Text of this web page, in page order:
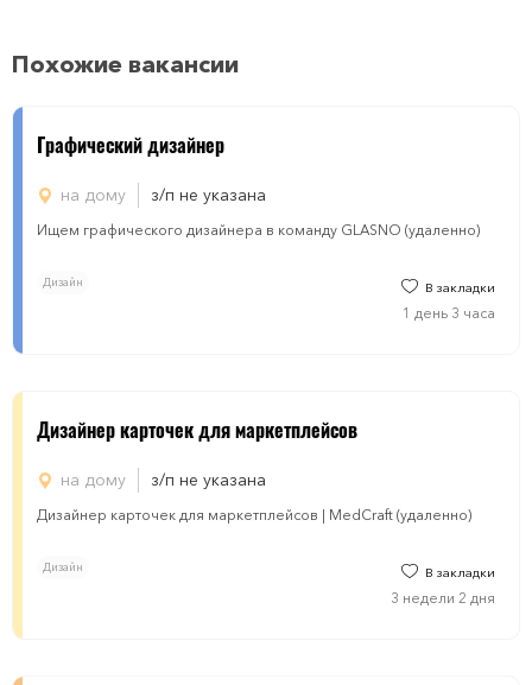
Похожие вакансии
Графический дизайнер
на дому з/п не указана
Ищем графического дизайнера в команду GLASNO (удаленно)
Дизайн В закладки
1 день 3 часа
Дизайнер карточек для маркетплейсов
на дому з/п не указана
Дизайнер карточек для маркетплейсов | MedCraft (удаленно)
Дизайн В закладки
3 недели 2 дня